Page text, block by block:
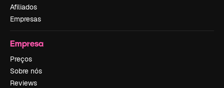
Afiliados
Empresas
Empresa
Preços
Sobre nós
Reviews